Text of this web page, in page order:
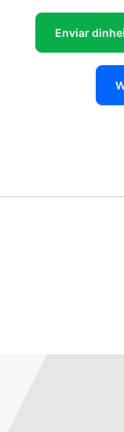
Enviar